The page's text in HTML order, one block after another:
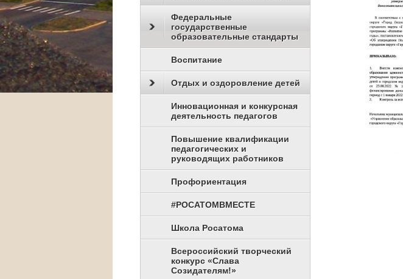
Федеральные
государственные
образовательные стандарты
Воспитание
Отдых и оздоровление детей
Инновационная и конкурсная
деятельность педагогов
Повышение квалификации
педагогических и
руководящих работников
Профориентация
#РОСАТОМВМЕСТЕ
Школа Росатома
Всероссийский творческий
конкурс «Слава
Созидателям!»